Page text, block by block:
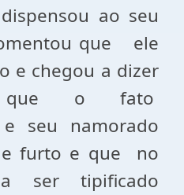
ao seu
que ele
e chegou a dizer
que o fato
seu namorado
furto e que no
ser tipificado